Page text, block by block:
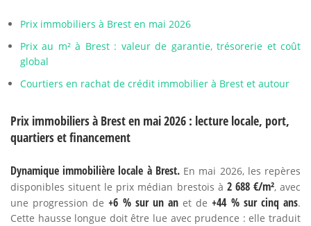
Prix immobiliers à Brest en mai 2026
Prix au m² à Brest : valeur de garantie, trésorerie et coût
global
Courtiers en rachat de crédit immobilier à Brest et autour
Prix immobiliers à Brest en mai 2026 : lecture locale, port,
quartiers et financement
Dynamique immobilière locale à Brest.En mai 2026, les repères
disponibles situent le prix médian brestois à 2 688 €/m², avec
une progression de+6 % sur un an et de+44 % sur cinq ans.
Cette hausse longue doit être lue avec prudence : elle traduit